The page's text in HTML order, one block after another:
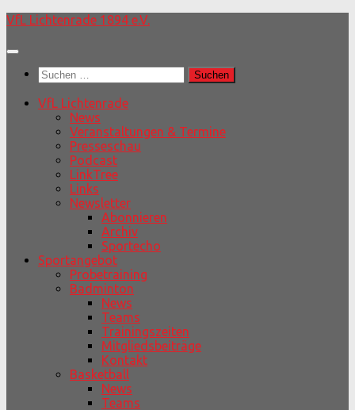
Unter
Inhalt
VfL Lichtenrade 1894 e.V.
Suchen
nach:
VfL Lichtenrade
News
Veranstaltungen & Termine
Presseschau
Podcast
LinkTree
Links
Newsletter
Abonnieren
Archiv
Sportecho
Sportangebot
Probetraining
Badminton
News
Teams
Trainingszeiten
Mitgliedsbeiträge
Kontakt
Basketball
News
Teams